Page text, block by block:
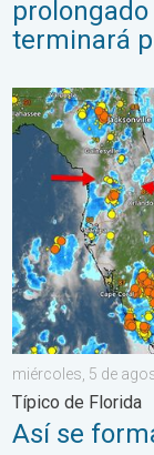
terminará
Así se forman los
miércoles, 5 de
Típico de Florida
Así se